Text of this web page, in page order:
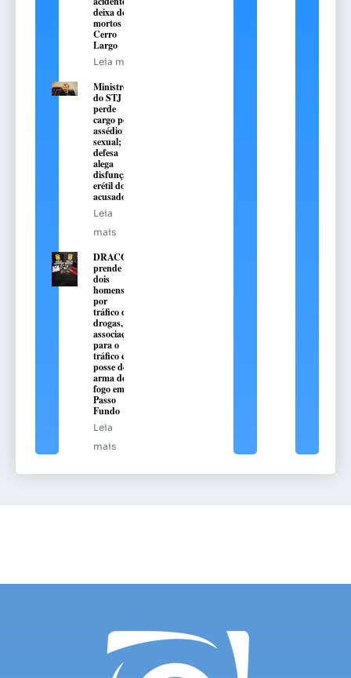
deixa dois
mortos em
Cerro
Largo
Leia mais
Ministro
do STJ
perde
cargo por
assédio
sexual;
defesa
alega
disfunção
erétil do
acusado
Leia
mais
DRACO
prende
dois
homens
por
tráfico de
drogas,
associação
para o
tráfico e
posse de
arma de
fogo em
Passo
Fundo
Leia
mais